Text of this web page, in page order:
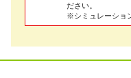
ださい。
※シミュレーショ